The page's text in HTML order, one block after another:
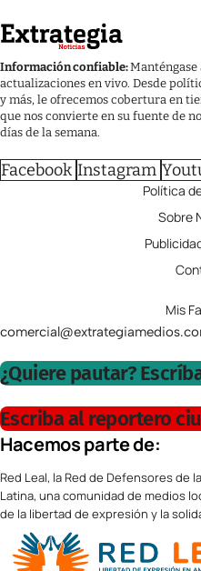
Información confiable:
actualizaciones en vivo. Desde
y más, le ofrecemos cobertura en
que nos convierte en su fuente de
días de la semana.
Facebook Instagram
Política
Sobre
Mis
¿Quiere pautar?
Escriba al reportero
Hacemos parte de:
Red Leal, la Red de Defensores de
Latina, una comunidad de medios
de la libertad de expresión y la